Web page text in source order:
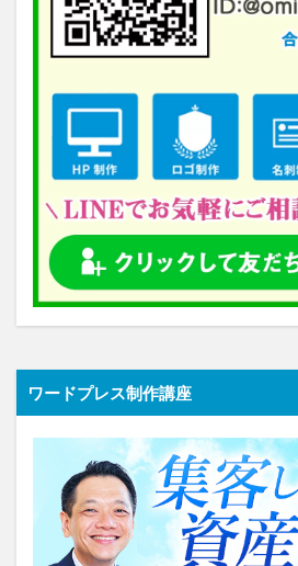
ワードプレス制作講座